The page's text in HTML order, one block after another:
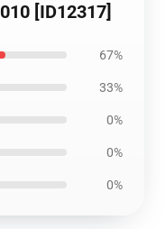
[ID12317]
67%
33%
0%
0%
0%